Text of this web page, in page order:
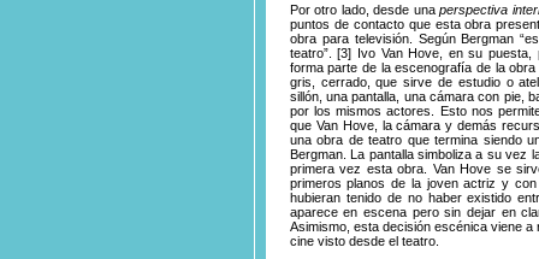
Por otro lado, desde unaperspectiva
puntos de contacto que esta obra
obra para televisión. Según Bergman
teatro”.[3] Ivo Van Hove, en su puesta,
forma parte de la escenografía de la
gris, cerrado, que sirve de estudio o
sillón, una pantalla, una cámara con pie,
por los mismos actores. Esto nos
que Van Hove, la cámara y demás
una obra de teatro que termina siendo
Bergman. La pantalla simboliza a su vez
primera vez esta obra. Van Hove se
primeros planos de la joven actriz y
hubieran tenido de no haber existido
aparece en escena pero sin dejar en
Asimismo, esta decisión escénica viene
cine visto desde el teatro.